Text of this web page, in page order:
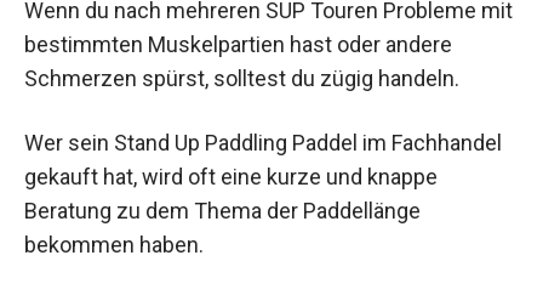
Wenn du nach mehreren SUP Touren Probleme mit
bestimmten Muskelpartien hast oder andere
Schmerzen spürst, solltest du zügig handeln.
Wer sein Stand Up Paddling Paddel im Fachhandel
gekauft hat, wird oft eine kurze und knappe
Beratung zu dem Thema der Paddellänge
bekommen haben.